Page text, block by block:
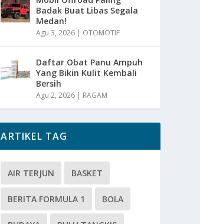
Badak Buat Libas Segala
Medan!
Agu 3, 2026 | OTOMOTIF
Daftar Obat Panu Ampuh
Yang Bikin Kulit Kembali
Bersih
Agu 2, 2026 | RAGAM
ARTIKEL TAG
AIR TERJUN BASKET
BERITA FORMULA 1 BOLA